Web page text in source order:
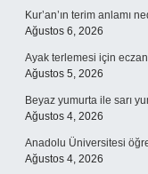
Kur’an’ın terim anlamı
Ağustos 6, 2026
Ayak terlemesi için
Ağustos 5, 2026
Beyaz yumurta ile sarı
Ağustos 4, 2026
Anadolu Üniversitesi
Ağustos 4, 2026